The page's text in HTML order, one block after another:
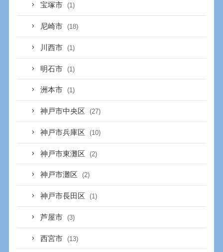
宝塚市 (1)
尼崎市 (18)
川西市 (1)
明石市 (1)
洲本市 (1)
神戸市中央区 (27)
神戸市兵庫区 (10)
神戸市東灘区 (2)
神戸市灘区 (2)
神戸市長田区 (1)
芦屋市 (3)
西宮市 (13)